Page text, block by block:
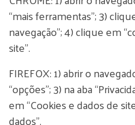
“mais ferramentas”; 3)
navegação”; 4) clique em
site”.
FIREFOX: 1) abrir o
“opções”; 3) na aba
em “Cookies e dados de
dados”.